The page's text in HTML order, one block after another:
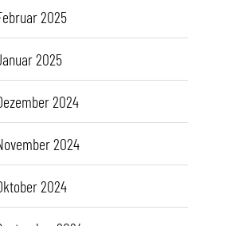
2025
2025
2024
2024
2024